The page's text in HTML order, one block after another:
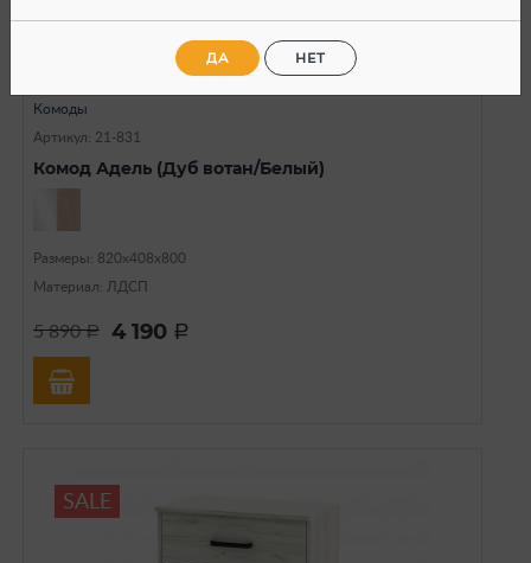
Комоды
Артикул: 21-831
Комод Адель (Дуб вотан/Белый)
Размеры: 820х408х800
Материал: ЛДСП
5 890a 4 190 a
SALE
ДА НЕТ